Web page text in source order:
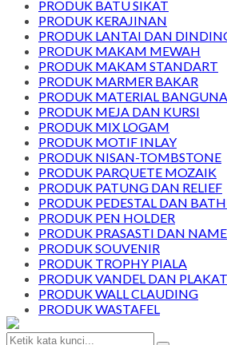
PRODUK BATU SIKAT
PRODUK KERAJINAN
PRODUK LANTAI DAN
PRODUK MAKAM MEWAH
PRODUK MAKAM STANDART
PRODUK MARMER BAKAR
PRODUK MATERIAL
PRODUK MEJA DAN KURSI
PRODUK MIX LOGAM
PRODUK MOTIF INLAY
PRODUK NISAN-TOMBSTONE
PRODUK PARQUETE MOZAIK
PRODUK PATUNG DAN RELIEF
PRODUK PEDESTAL DAN
PRODUK PEN HOLDER
PRODUK PRASASTI DAN
PRODUK SOUVENIR
PRODUK TROPHY PIALA
PRODUK VANDEL DAN PLAKAT
PRODUK WALL CLAUDING
PRODUK WASTAFEL